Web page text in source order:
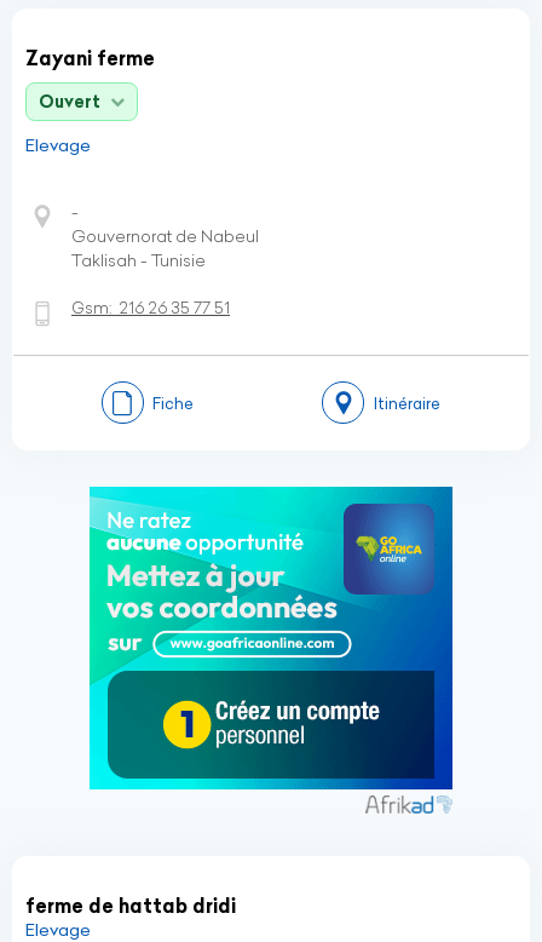
Zayani ferme
Ouvert
Elevage
-
Gouvernorat de Nabeul
Taklisah - Tunisie
Gsm: 216 26 35 77 51
Fiche Itinéraire
ferme de hattab dridi
Elevage